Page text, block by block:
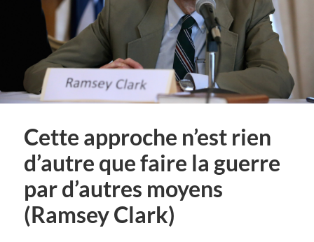
Cette approche n’est rien
d’autre que faire la guerre
par d’autres moyens
(Ramsey Clark)